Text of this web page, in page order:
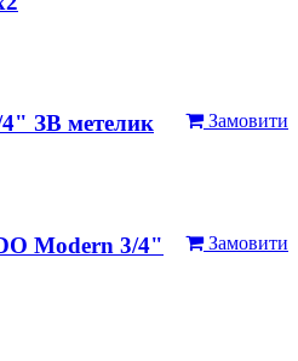
Замовити
ЗВ метелик
Замовити
Modern 3/4"